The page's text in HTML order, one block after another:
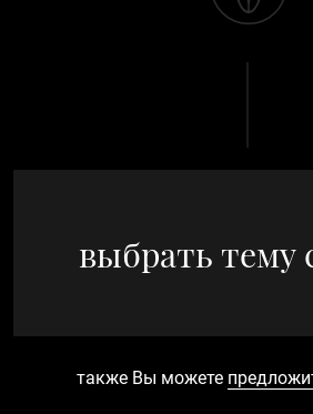
выбрать тему
также Вы можете